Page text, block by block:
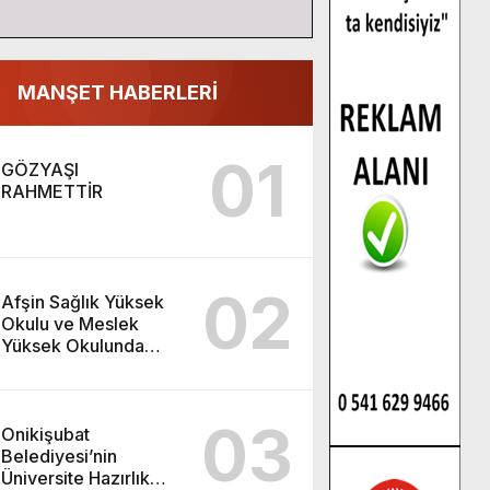
MANŞET HABERLERİ
GÖZYAŞI
RAHMETTİR
01
Afşin Sağlık Yüksek
Okulu ve Meslek
Yüksek Okulunda
02
Onikişubat
Belediyesi’nin
Üniversite Hazırlık
03